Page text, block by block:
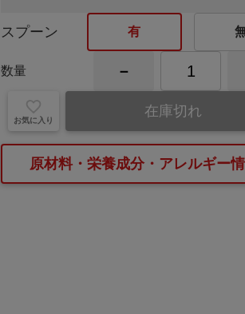
スプーン 有
数量
お気に入り
在庫切れ
原材料・栄養成分・アレルギー